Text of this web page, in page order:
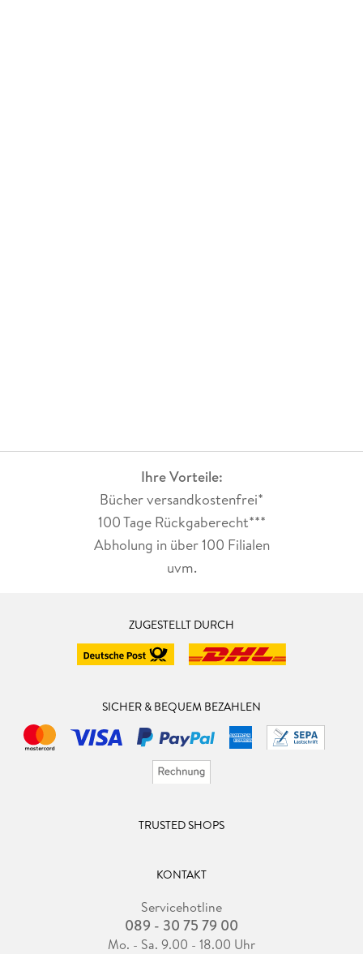
Ihre Vorteile:
Bücher versandkostenfrei*
100 Tage Rückgaberecht***
Abholung in über 100 Filialen
uvm.
ZUGESTELLT DURCH
SICHER & BEQUEM BEZAHLEN
TRUSTED SHOPS
KONTAKT
Servicehotline
089 - 30 75 79 00
Mo. - Sa. 9.00 - 18.00 Uhr